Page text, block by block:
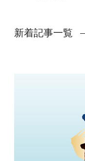
新着記事一覧